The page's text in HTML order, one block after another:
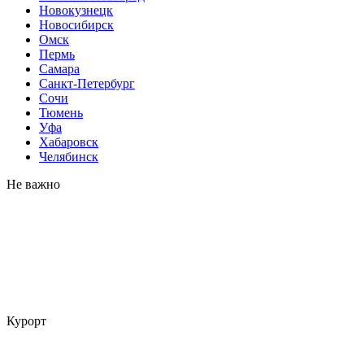
Новокузнецк
Новосибирск
Омск
Пермь
Самара
Санкт-Петербург
Сочи
Тюмень
Уфа
Хабаровск
Челябинск
Не важно
Курорт